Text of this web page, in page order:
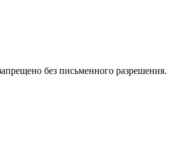
без письменного разрешения.